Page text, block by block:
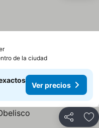
Ver precios
de la ciudad
Ver precios
Compartir